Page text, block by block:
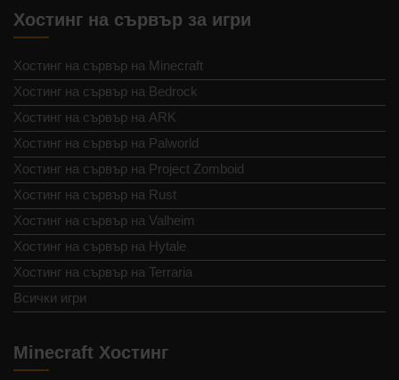
Хостинг на сървър за игри
Хостинг на сървър на Minecraft
Хостинг на сървър на Bedrock
Хостинг на сървър на ARK
Хостинг на сървър на Palworld
Хостинг на сървър на Project Zomboid
Хостинг на сървър на Rust
Хостинг на сървър на Valheim
Хостинг на сървър на Hytale
Хостинг на сървър на Terraria
Всички игри
Minecraft Хостинг